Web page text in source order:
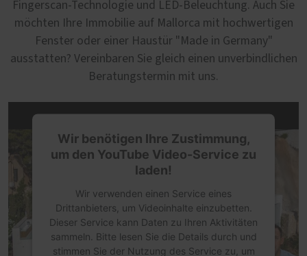
Fingerscan-Technologie und LED-Beleuchtung. Auch Sie
möchten Ihre Immobilie auf Mallorca mit hochwertigen
Fenster oder einer Haustür "Made in Germany"
ausstatten? Vereinbaren Sie gleich einen unverbindlichen
Beratungstermin mit uns.
Wir benötigen Ihre Zustimmung,
um den YouTube Video-Service zu
laden!
Wir verwenden einen Service eines
Drittanbieters, um Videoinhalte einzubetten.
Dieser Service kann Daten zu Ihren Aktivitäten
sammeln. Bitte lesen Sie die Details durch und
stimmen Sie der Nutzung des Service zu, um